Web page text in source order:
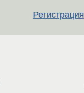
Регистрация